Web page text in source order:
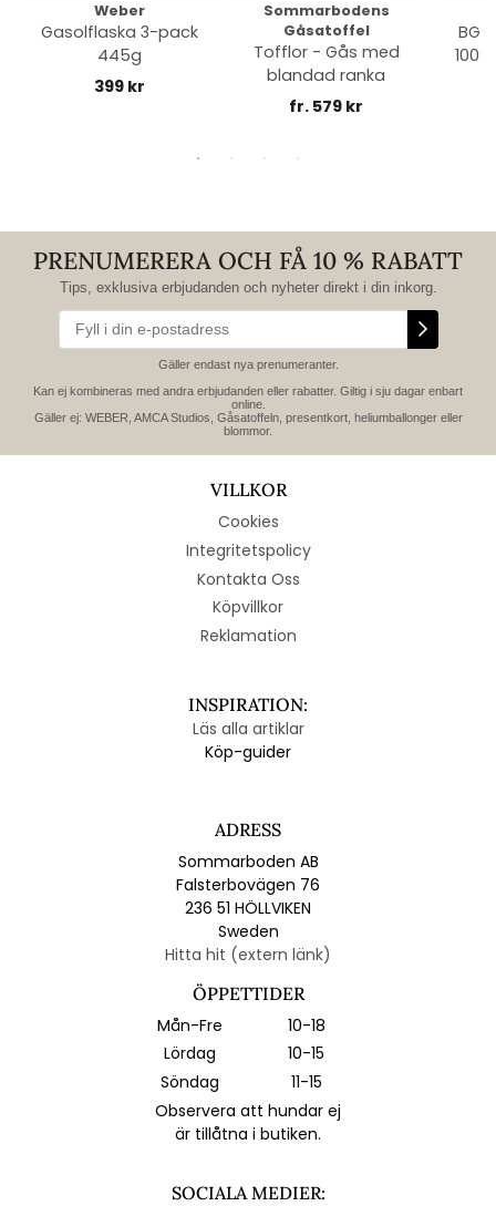
Weber
Gasolflaska 3-pack
445g
399 kr
Sommarbodens
Gåsatoffel
Tofflor - Gås med
blandad ranka
fr. 579 kr
PRENUMERERA OCH FÅ 10 % RABATT
Tips, exklusiva erbjudanden och nyheter direkt i din inkorg.
Gäller endast nya prenumeranter.
Kan ej kombineras med andra erbjudanden eller rabatter. Giltig i sju dagar enbart
online.
Gäller ej: WEBER, AMCA Studios, Gåsatoffeln, presentkort, heliumballonger eller
blommor.
VILLKOR
Cookies
Integritetspolicy
Kontakta Oss
Köpvillkor
Reklamation
INSPIRATION:
Läs alla artiklar
Köp-guider
ADRESS
Sommarboden AB
Falsterbovägen 76
236 51 HÖLLVIKEN
Sweden
Hitta hit (extern länk)
ÖPPETTIDER
Mån-Fre
10-18
Lördag
10-15
Söndag
11-15
Observera att hundar ej
är tillåtna i butiken.
SOCIALA MEDIER: